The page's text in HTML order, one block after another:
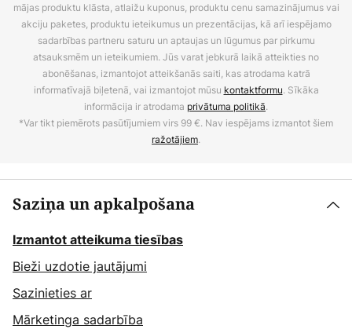
mājas produktu klāsta, atlaižu kuponus, produktu cenu samazinājumus vai
akciju paketes, produktu ieteikumus un prezentācijas, kā arī iespējamo
sadarbības partneru saturu un aptaujas un lūgumus par pirkumu
atsauksmēm un ieteikumiem. Jūs varat jebkurā laikā atteikties no
abonēšanas, izmantojot atteikšanās saiti, kas atrodama katrā
informatīvajā biļetenā, vai izmantojot mūsu kontaktformu. Sīkāka
informācija ir atrodama privātuma politikā.
*Var tikt piemērots pasūtījumiem virs 99 €. Nav iespējams izmantot šiem
ražotājiem.
Saziņa un apkalpošana
Izmantot atteikuma tiesības
Bieži uzdotie jautājumi
Sazinieties ar
Mārketinga sadarbība